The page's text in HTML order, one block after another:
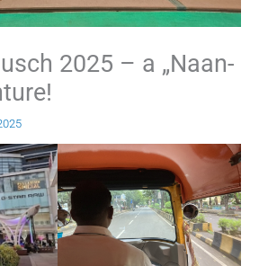
2025 – a „Naan-